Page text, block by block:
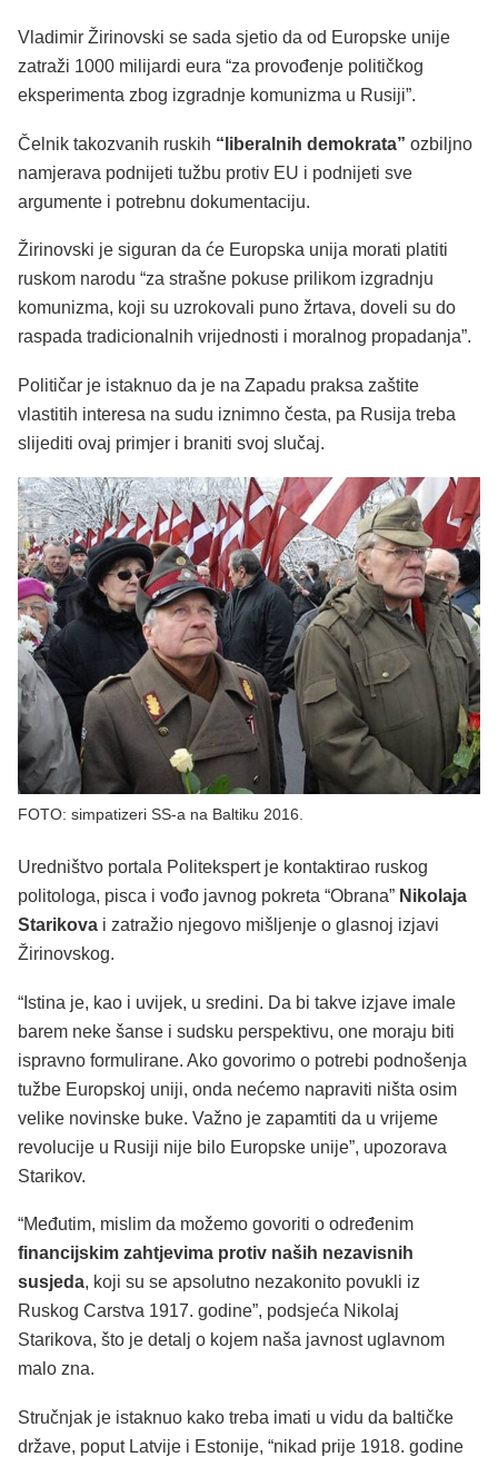
Vladimir Žirinovski se sada sjetio da od Europske unije
zatraži 1000 milijardi eura “za provođenje političkog
eksperimenta zbog izgradnje komunizma u Rusiji”.
Čelnik takozvanih ruskih “liberalnih demokrata” ozbiljno
namjerava podnijeti tužbu protiv EU i podnijeti sve
argumente i potrebnu dokumentaciju.
Žirinovski je siguran da će Europska unija morati platiti
ruskom narodu “za strašne pokuse prilikom izgradnju
komunizma, koji su uzrokovali puno žrtava, doveli su do
raspada tradicionalnih vrijednosti i moralnog propadanja”.
Političar je istaknuo da je na Zapadu praksa zaštite
vlastitih interesa na sudu iznimno česta, pa Rusija treba
slijediti ovaj primjer i braniti svoj slučaj.
FOTO: simpatizeri SS-a na Baltiku 2016.
Uredništvo portala Politekspert je kontaktirao ruskog
politologa, pisca i vođo javnog pokreta “Obrana” Nikolaja
Starikova i zatražio njegovo mišljenje o glasnoj izjavi
Žirinovskog.
“Istina je, kao i uvijek, u sredini. Da bi takve izjave imale
barem neke šanse i sudsku perspektivu, one moraju biti
ispravno formulirane. Ako govorimo o potrebi podnošenja
tužbe Europskoj uniji, onda nećemo napraviti ništa osim
velike novinske buke. Važno je zapamtiti da u vrijeme
revolucije u Rusiji nije bilo Europske unije”, upozorava
Starikov.
“Međutim, mislim da možemo govoriti o određenim
financijskim zahtjevima protiv naših nezavisnih
susjeda, koji su se apsolutno nezakonito povukli iz
Ruskog Carstva 1917. godine”, podsjeća Nikolaj
Starikova, što je detalj o kojem naša javnost uglavnom
malo zna.
Stručnjak je istaknuo kako treba imati u vidu da baltičke
države, poput Latvije i Estonije, “nikad prije 1918. godine